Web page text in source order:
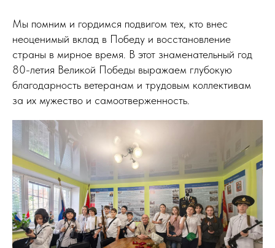
Мы помним и гордимся подвигом тех, кто внес
неоценимый вклад в Победу и восстановление
страны в мирное время. В этот знаменательный год
80-летия Великой Победы выражаем глубокую
благодарность ветеранам и трудовым коллективам
за их мужество и самоотверженность.